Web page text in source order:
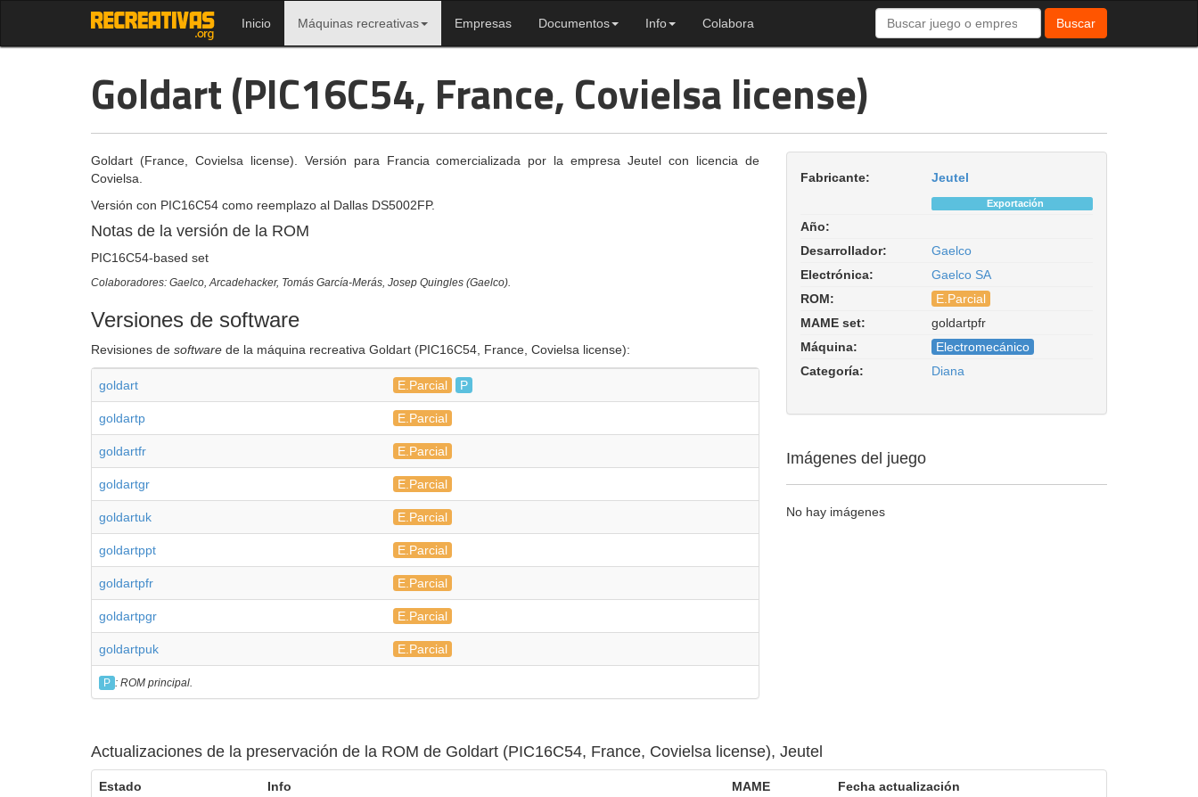
Inicio Máquinas recreativas Empresas Documentos Info Colabora Buscar
Goldart (PIC16C54, France, Covielsa license)
Goldart (France, Covielsa license). Versión para Francia comercializada por la empresa Jeutel con licencia de
Covielsa.
Versión con PIC16C54 como reemplazo al Dallas DS5002FP.
Notas de la versión de la ROM
PIC16C54-based set
Colaboradores: Gaelco, Arcadehacker, Tomás García-Merás, Josep Quingles (Gaelco).
Versiones de software
Revisiones de software de la máquina recreativa Goldart (PIC16C54, France, Covielsa license):
goldart E.Parcial P
goldartp E.Parcial
goldartfr E.Parcial
goldartgr E.Parcial
goldartuk E.Parcial
goldartppt E.Parcial
goldartpfr E.Parcial
goldartpgr E.Parcial
goldartpuk E.Parcial
P : ROM principal.
Fabricante: Jeutel
Exportación
Año:
Desarrollador:
Gaelco
Electrónica:
Gaelco SA
ROM:
E.Parcial
MAME set:
goldartpfr
Goldart (PIC16C54, France,
Covielsa license). ROM Parent:
goldart. Driver:
Máquina:
Electromecánico
Categoría:
Diana
Imágenes del juego
No hay imágenes
Actualizaciones de la preservación de la ROM de Goldart (PIC16C54, France, Covielsa license), Jeutel
Estado Info MAME Fecha actualización